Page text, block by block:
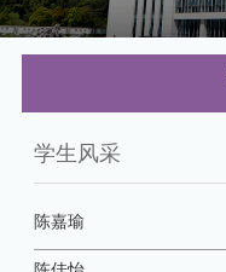
学生风采
陈嘉瑜